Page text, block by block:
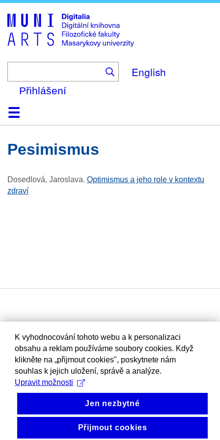
to
main
content
English
Přihlášení
DomůKolekce
Prohlížení
Vyhledávání
O platformě
Nápověda
KontaktDigitalia
pesimismus
Dosedlová, Jaroslava. Optimismus a jeho role v kontextu
zdraví
K vyhodnocování tohoto webu a k personalizaci
obsahu a reklam používáme soubory cookies. Když
klikněte na „přijmout cookies", poskytnete nám
souhlas k jejich uložení, správě a analýze.
Upravit možnosti
Jen nezbytné
Přijmout cookies